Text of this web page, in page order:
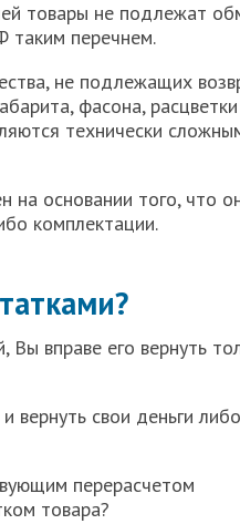
товары не подлежат
таким перечнем.
не подлежащих
фасона,
технически
на основании того, что
комплектации.
вправе его вернуть
вернуть свои деньги либо
перерасчетом
товара?